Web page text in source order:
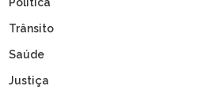
Política
Trânsito
Saúde
Justiça